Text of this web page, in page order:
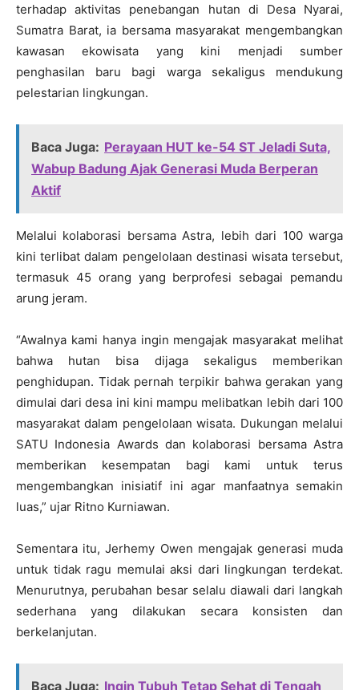
terhadap aktivitas penebangan hutan di Desa Nyarai,
Sumatra Barat, ia bersama masyarakat mengembangkan
kawasan ekowisata yang kini menjadi sumber
penghasilan baru bagi warga sekaligus mendukung
pelestarian lingkungan.
Baca Juga: Perayaan HUT ke-54 ST Jeladi Suta,
Wabup Badung Ajak Generasi Muda Berperan
Aktif
Melalui kolaborasi bersama Astra, lebih dari 100 warga
kini terlibat dalam pengelolaan destinasi wisata tersebut,
termasuk 45 orang yang berprofesi sebagai pemandu
arung jeram.
“Awalnya kami hanya ingin mengajak masyarakat melihat
bahwa hutan bisa dijaga sekaligus memberikan
penghidupan. Tidak pernah terpikir bahwa gerakan yang
dimulai dari desa ini kini mampu melibatkan lebih dari 100
masyarakat dalam pengelolaan wisata. Dukungan melalui
SATU Indonesia Awards dan kolaborasi bersama Astra
memberikan kesempatan bagi kami untuk terus
mengembangkan inisiatif ini agar manfaatnya semakin
luas,” ujar Ritno Kurniawan.
Sementara itu, Jerhemy Owen mengajak generasi muda
untuk tidak ragu memulai aksi dari lingkungan terdekat.
Menurutnya, perubahan besar selalu diawali dari langkah
sederhana yang dilakukan secara konsisten dan
berkelanjutan.
Baca Juga: Ingin Tubuh Tetap Sehat di Tengah